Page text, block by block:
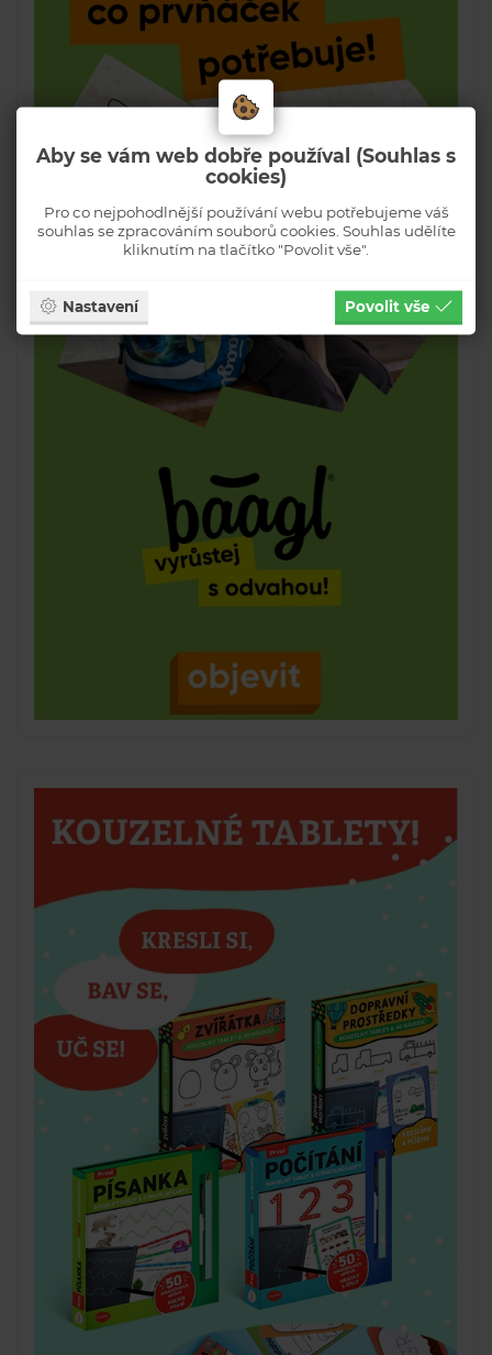
Aby se vám web dobře používal (Souhlas s
cookies)
Pro co nejpohodlnější používání webu potřebujeme váš
souhlas se zpracováním souborů cookies. Souhlas udělíte
kliknutím na tlačítko "Povolit vše".
Nastavení Povolit vše